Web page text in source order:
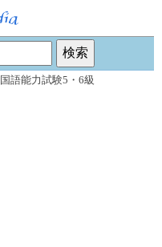
語能力試験5・6級